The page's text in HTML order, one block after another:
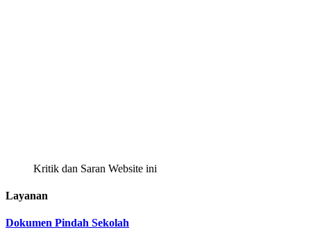
Kritik dan Saran Website ini
Layanan
Dokumen Pindah Sekolah